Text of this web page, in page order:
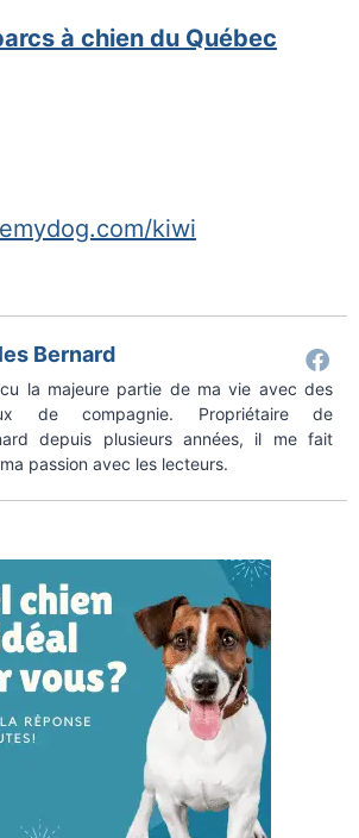
à chien du Québec
kiwi
Bernard
la majeure partie de ma vie avec des
de compagnie. Propriétaire de
depuis plusieurs années, il me fait
passion avec les lecteurs.